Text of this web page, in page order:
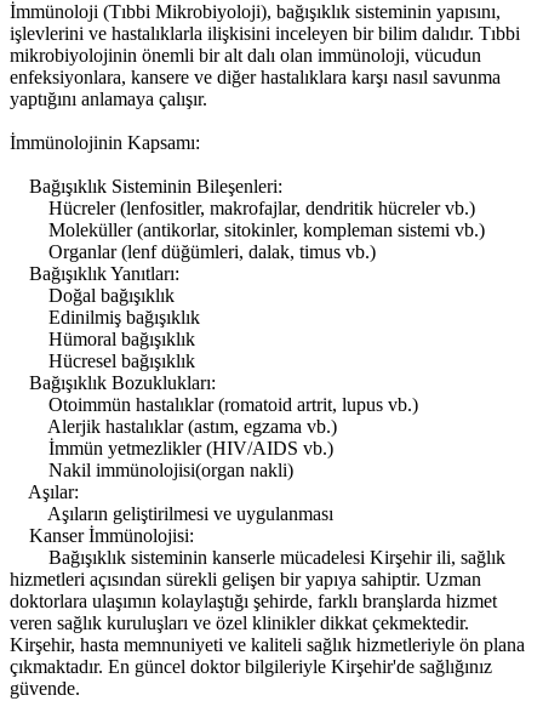
İmmünoloji (Tıbbi Mikrobiyoloji), bağışıklık sisteminin yapısını,
işlevlerini ve hastalıklarla ilişkisini inceleyen bir bilim dalıdır. Tıbbi
mikrobiyolojinin önemli bir alt dalı olan immünoloji, vücudun
enfeksiyonlara, kansere ve diğer hastalıklara karşı nasıl savunma
yaptığını anlamaya çalışır.
İmmünolojinin Kapsamı:
Bağışıklık Sisteminin Bileşenleri:
Hücreler (lenfositler, makrofajlar, dendritik hücreler vb.)
Moleküller (antikorlar, sitokinler, kompleman sistemi vb.)
Organlar (lenf düğümleri, dalak, timus vb.)
Bağışıklık Yanıtları:
Doğal bağışıklık
Edinilmiş bağışıklık
Hümoral bağışıklık
Hücresel bağışıklık
Bağışıklık Bozuklukları:
Otoimmün hastalıklar (romatoid artrit, lupus vb.)
Alerjik hastalıklar (astım, egzama vb.)
İmmün yetmezlikler (HIV/AIDS vb.)
Nakil immünolojisi(organ nakli)
Aşılar:
Aşıların geliştirilmesi ve uygulanması
Kanser İmmünolojisi:
Bağışıklık sisteminin kanserle mücadelesi Kirşehir ili, sağlık
hizmetleri açısından sürekli gelişen bir yapıya sahiptir. Uzman
doktorlara ulaşımın kolaylaştığı şehirde, farklı branşlarda hizmet
veren sağlık kuruluşları ve özel klinikler dikkat çekmektedir.
Kirşehir, hasta memnuniyeti ve kaliteli sağlık hizmetleriyle ön plana
çıkmaktadır. En güncel doktor bilgileriyle Kirşehir'de sağlığınız
güvende.